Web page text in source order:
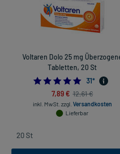
Voltaren Dolo 25 mg
Tabletten, 20 St
31*
7,89 € 12,61 €
inkl. MwSt. zzgl. Versandkosten
Lieferbar